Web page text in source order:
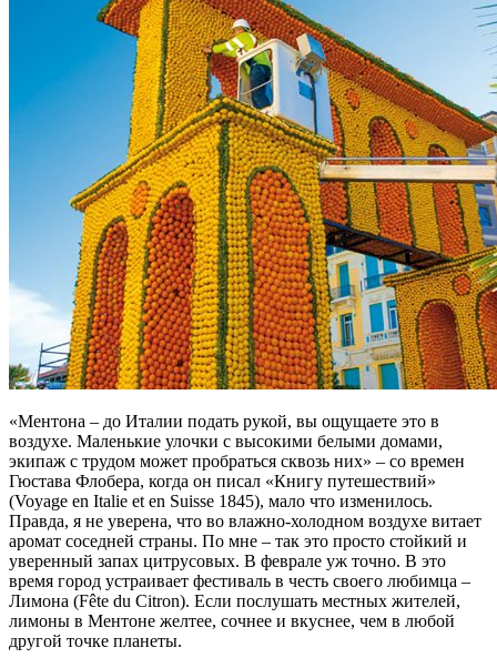
«Ментона – до Италии подать рукой, вы ощущаете это в
воздухе. Маленькие улочки с высокими белыми домами,
экипаж с трудом может пробраться сквозь них» – со времен
Гюстава Флобера, когда он писал «Книгу путешествий»
(Voyage en Italie et en Suisse 1845), мало что изменилось.
Правда, я не уверена, что во влажно-холодном воздухе витает
аромат соседней страны. По мне – так это просто стойкий и
уверенный запах цитрусовых. В феврале уж точно. В это
время город устраивает фестиваль в честь своего любимца –
Лимона (Fête du Citron). Если послушать местных жителей,
лимоны в Ментоне желтее, сочнее и вкуснее, чем в любой
другой точке планеты.